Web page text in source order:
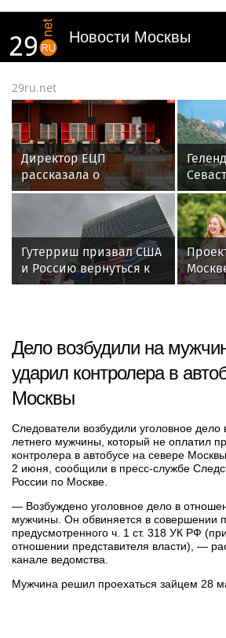
Новости Москвы
29ru.net
Директор ЕЦП
рассказала о
преимуществах
онлайн-консультаций
для ветеранов СВО
топ
Гутерриш призвал США
и Россию вернуться к
диалогу по контролю
Дело возбудили на
ударил контролера в
Москвы
Следователи возбудили уголовное
летнего мужчины, который не оплатил
контролера в автобусе на севере
2 июня, сообщили в пресс-службе
России по Москве.
— Возбуждено уголовное дело в
мужчины. Он обвиняется в совершении
предусмотренного ч. 1 ст. 318 УК РФ
отношении представителя власти), —
канале ведомства.
Мужчина решил проехаться зайцем 28